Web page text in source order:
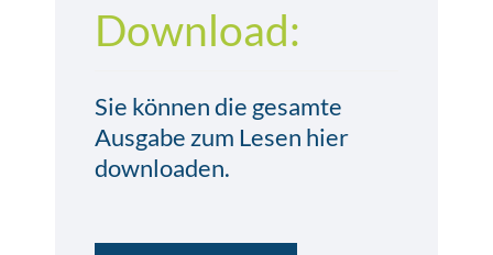
Download:
Sie können die gesamte
Ausgabe zum Lesen hier
downloaden.